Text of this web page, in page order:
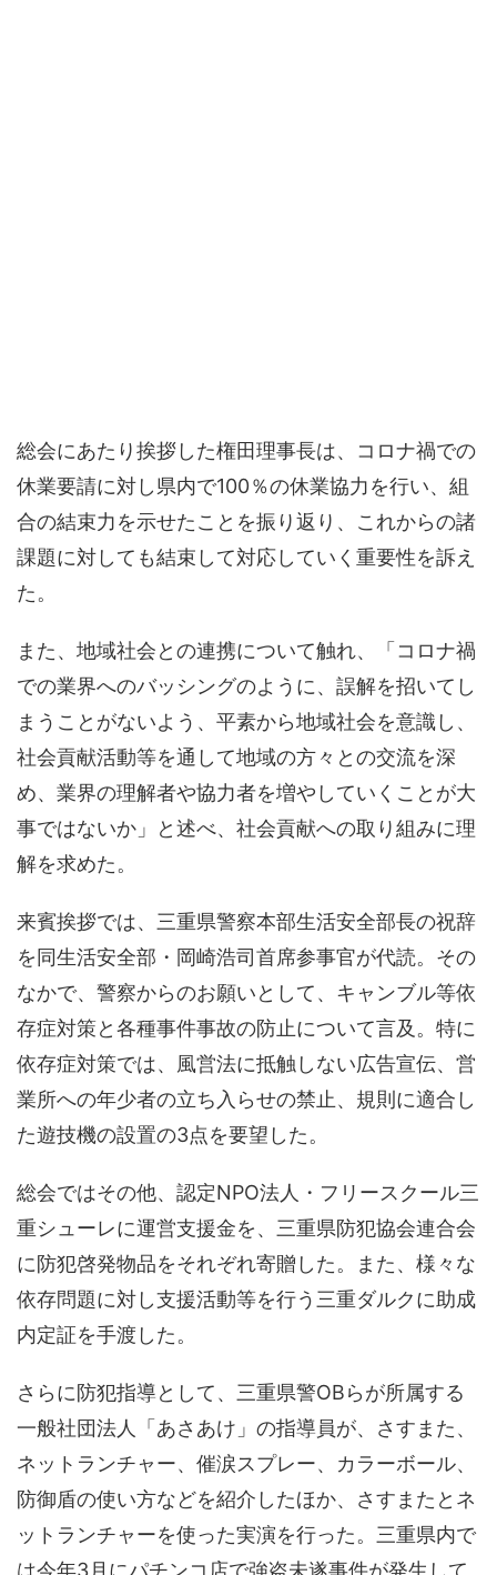
総会にあたり挨拶した権田理事長は、コロナ禍での
休業要請に対し県内で100％の休業協力を行い、組
合の結束力を示せたことを振り返り、これからの諸
課題に対しても結束して対応していく重要性を訴え
た。
また、地域社会との連携について触れ、「コロナ禍
での業界へのバッシングのように、誤解を招いてし
まうことがないよう、平素から地域社会を意識し、
社会貢献活動等を通して地域の方々との交流を深
め、業界の理解者や協力者を増やしていくことが大
事ではないか」と述べ、社会貢献への取り組みに理
解を求めた。
来賓挨拶では、三重県警察本部生活安全部長の祝辞
を同生活安全部・岡崎浩司首席参事官が代読。その
なかで、警察からのお願いとして、キャンブル等依
存症対策と各種事件事故の防止について言及。特に
依存症対策では、風営法に抵触しない広告宣伝、営
業所への年少者の立ち入らせの禁止、規則に適合し
た遊技機の設置の3点を要望した。
総会ではその他、認定NPO法人・フリースクール三
重シューレに運営支援金を、三重県防犯協会連合会
に防犯啓発物品をそれぞれ寄贈した。また、様々な
依存問題に対し支援活動等を行う三重ダルクに助成
内定証を手渡した。
さらに防犯指導として、三重県警OBらが所属する
一般社団法人「あさあけ」の指導員が、さすまた、
ネットランチャー、催涙スプレー、カラーボール、
防御盾の使い方などを紹介したほか、さすまたとネ
ットランチャーを使った実演を行った。三重県内で
は今年3月にパチンコ店で強盗未遂事件が発生して